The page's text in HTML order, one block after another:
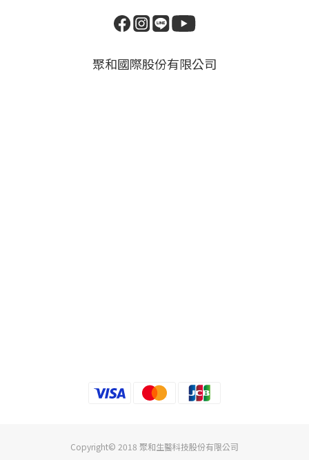
聚和國際股份有限公司
Copyright© 2018 聚和生醫科技股份有限公司